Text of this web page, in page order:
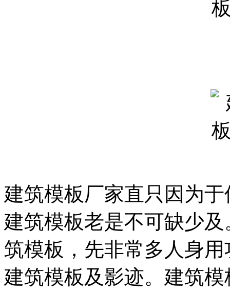
建筑模板厂家直只因为
建筑模板老是不可缺少
筑模板，先非常多人身
建筑模板及影迹。建筑